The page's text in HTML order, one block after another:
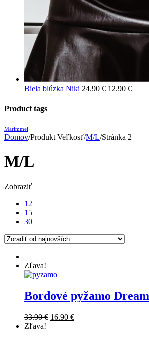
Biela blúzka Niki 24.90€ 12.90 €
Product tags
Marimmel
Domov/Produkt Veľkosť/M/L/Stránka 2
M/L
Zobraziť
12
15
30
Zľava!
Bordové pyžamo Dream
33.90€ 16.90 €
Zľava!